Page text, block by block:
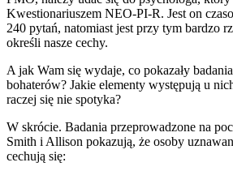
Kwestionariuszem NEO-PI-R. Jest on
240 pytań, natomiast jest przy tym bardzo
określi nasze cechy.
A jak Wam się wydaje, co pokazały
bohaterów? Jakie elementy występują u
raczej się nie spotyka?
W skrócie. Badania przeprowadzone na
Smith i Allison pokazują, że osoby
cechują się: